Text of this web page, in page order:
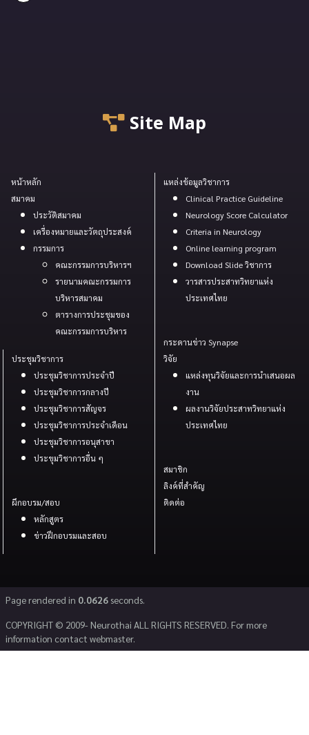
Site Map
หน้าหลัก
สมาคม
ประวัติสมาคม
เครื่องหมายและวัตถุประสงค์
กรรมการ
คณะกรรมการบริหารฯ
รายนามคณะกรรมการ
บริหารสมาคม
ตารางการประชุมของ
คณะกรรมการบริหาร
แหล่งข้อมูลวิชาการ
Clinical Practice Guideline
Neurology Score Calculator
Criteria in Neurology
Online learning program
Download Slide วิชาการ
วารสารประสาทวิทยาแห่ง
ประเทศไทย
กระดานข่าว Synapse
ประชุมวิชาการ
ประชุมวิชาการประจำปี
ประชุมวิชาการกลางปี
ประชุมวิชาการสัญจร
ประชุมวิชาการประจำเดือน
ประชุมวิชาการอนุสาขา
ประขุมวิชาการอื่น ๆ
ผึกอบรม/สอบ
หลักสูตร
ข่าวฝึกอบรมและสอบ
วิจัย
แหล่งทุนวิจัยและการนำเสนอผล
งาน
ผลงานวิจัยประสาทวิทยาแห่ง
ประเทศไทย
สมาชิก
ลิงค์ที่สำคัญ
ติดต่อ
Page rendered in 0.0626 seconds.
COPYRIGHT © 2009- Neurothai ALL RIGHTS RESERVED. For more
information contact webmaster.